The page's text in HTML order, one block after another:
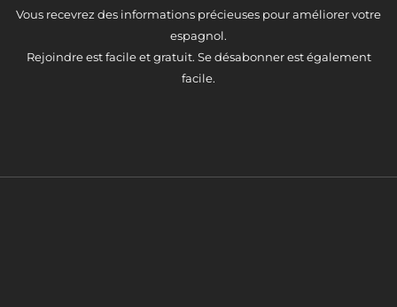
Vous recevrez des informations précieuses pour améliorer votre
espagnol.
Rejoindre est facile et gratuit. Se désabonner est également
facile.